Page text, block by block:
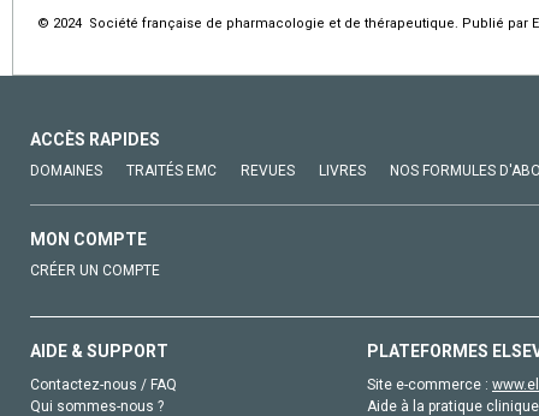
© 2024 Société française de pharmacologie et de thérapeutique. Publié par
ACCÈS RAPIDES
DOMAINES TRAITÉS EMC REVUES LIVRES NOS FORMULES
MON COMPTE
CRÉER UN COMPTE
AIDE & SUPPORT
Contactez-nous / FAQ
Qui sommes-nous ?
PLATEFORMES
Site e-commerce :
Aide à la pratique